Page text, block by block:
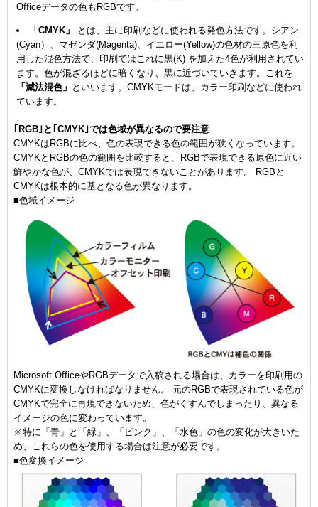
Officeデータの色もRGBです。
「CMYK」
とは、主に印刷などに使われる発色方法です。シアン
(Cyan）、マゼンダ(Magenta)、イエロー(Yellow)の色材の三原色を利
用した混色方法で、印刷ではこれに黒(K) を加えた4色が利用されてい
ます。色が混ざるほどに暗くなり、黒に近づいていきます。これを
「減法混色」 といいます。CMYKモードは、カラー印刷などに使われ
ています。
｢RGB｣と｢CMYK｣では色域が異なるので要注意
CMYKはRGBに比べ、色の表現できる色の範囲が狭くなっています。
CMYKとRGBの色の範囲を比較すると、RGBで表現できる原色に近い
鮮やかな色が、CMYKでは表現できないことがあります。 RGBと
CMYKは根本的に基となる色が異なります。
■色域イメージ
Microsoft OfficeやRGBデータで入稿される場合は、カラーを印刷用の
CMYKに変換しなければなりません。 元のRGBで表現されている色が
CMYKで完全に再現できないため、色がくすんでしまったり、異なる
イメージの色に変わっています。
※特に「青」と「緑」、「ピンク」、「水色」の色の変化が大きいた
め、これらの色を使用する場合は注意が必要です。
■色変換イメージ